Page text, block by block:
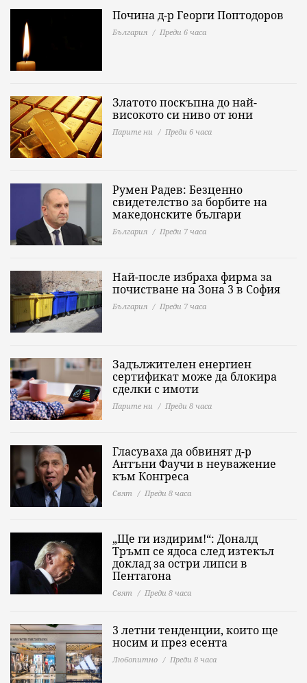
Почина д-р Георги Поптодоров
България Преди 6 часа
Златото поскъпна до най-
високото си ниво от юни
Парите ни Преди 6 часа
Румен Радев: Безценно
свидетелство за борбите на
македонските българи
България Преди 7 часа
Най-после избраха фирма за
почистване на Зона 3 в София
България Преди 7 часа
Задължителен енергиен
сертификат може да блокира
сделки с имоти
Парите ни Преди 8 часа
Гласуваха да обвинят д-р
Антъни Фаучи в неуважение
към Конгреса
Свят Преди 8 часа
„Ще ги издирим!“: Доналд
Тръмп се ядоса след изтекъл
доклад за остри липси в
Пентагона
Свят Преди 8 часа
3 летни тенденции, които ще
носим и през есента
Любопитно Преди 8 часа